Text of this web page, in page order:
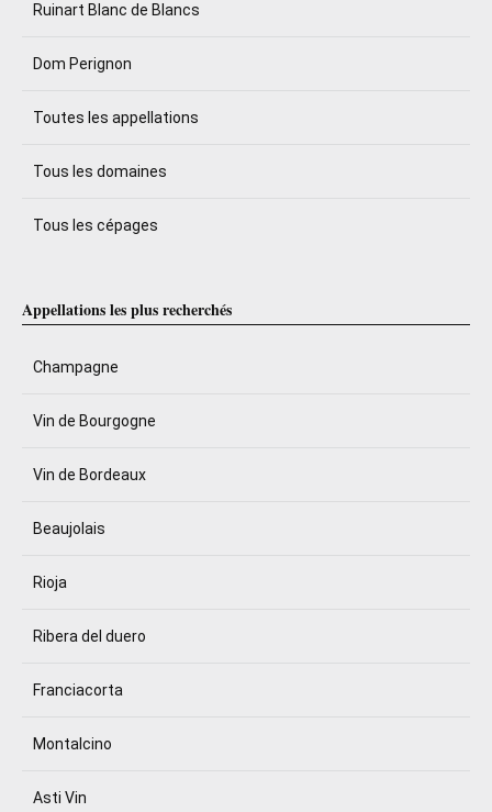
Ruinart Blanc de Blancs
Dom Perignon
Toutes les appellations
Tous les domaines
Tous les cépages
Appellations les plus recherchés
Champagne
Vin de Bourgogne
Vin de Bordeaux
Beaujolais
Rioja
Ribera del duero
Franciacorta
Montalcino
Asti Vin